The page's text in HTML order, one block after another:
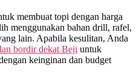
membuat topi dengan harga
menggunakan bahan drill, rafel,
lain. Apabila kesulitan, Anda
bordir dekat Beji untuk
keinginan dan budget